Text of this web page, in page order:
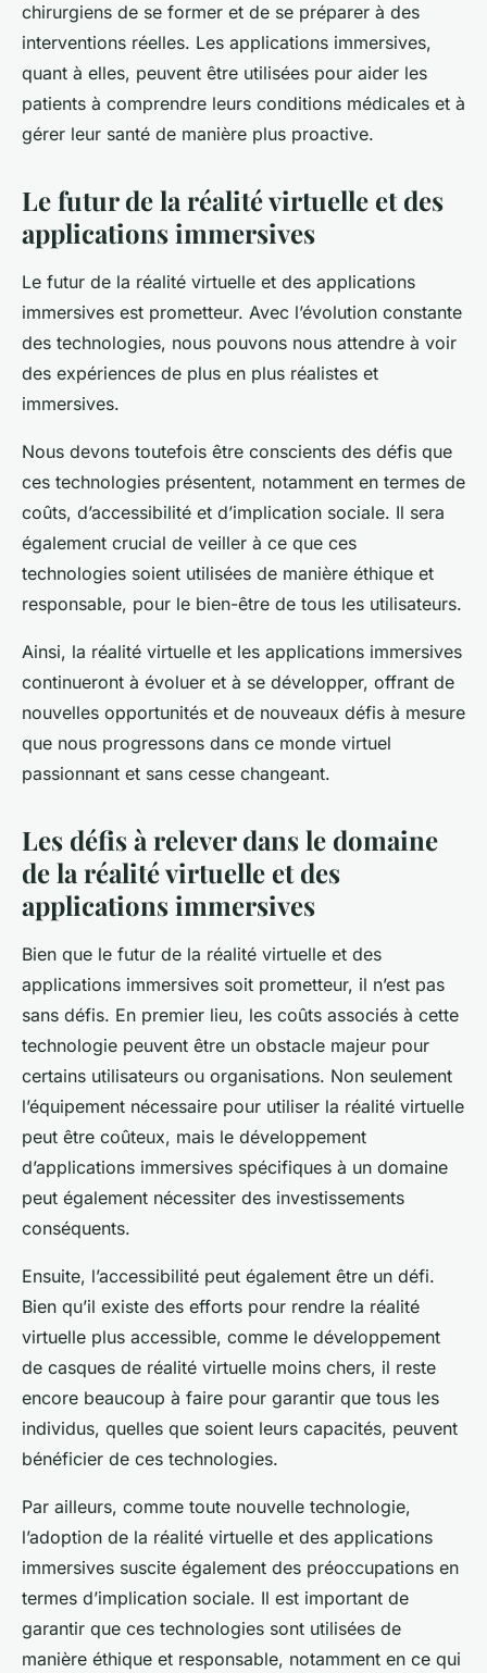
chirurgiens de se former et de se préparer à des
interventions réelles. Les applications immersives,
quant à elles, peuvent être utilisées pour aider les
patients à comprendre leurs conditions médicales et à
gérer leur santé de manière plus proactive.
Le futur de la réalité virtuelle et des
applications immersives
Le futur de la réalité virtuelle et des applications
immersives est prometteur. Avec l’évolution constante
des technologies, nous pouvons nous attendre à voir
des expériences de plus en plus réalistes et
immersives.
Nous devons toutefois être conscients des défis que
ces technologies présentent, notamment en termes de
coûts, d’accessibilité et d’implication sociale. Il sera
également crucial de veiller à ce que ces
technologies soient utilisées de manière éthique et
responsable, pour le bien-être de tous les utilisateurs.
Ainsi, la réalité virtuelle et les applications immersives
continueront à évoluer et à se développer, offrant de
nouvelles opportunités et de nouveaux défis à mesure
que nous progressons dans ce monde virtuel
passionnant et sans cesse changeant.
Les défis à relever dans le domaine
de la réalité virtuelle et des
applications immersives
Bien que le futur de la réalité virtuelle et des
applications immersives soit prometteur, il n’est pas
sans défis. En premier lieu, les coûts associés à cette
technologie peuvent être un obstacle majeur pour
certains utilisateurs ou organisations. Non seulement
l’équipement nécessaire pour utiliser la réalité virtuelle
peut être coûteux, mais le développement
d’applications immersives spécifiques à un domaine
peut également nécessiter des investissements
conséquents.
Ensuite, l’accessibilité peut également être un défi.
Bien qu’il existe des efforts pour rendre la réalité
virtuelle plus accessible, comme le développement
de casques de réalité virtuelle moins chers, il reste
encore beaucoup à faire pour garantir que tous les
individus, quelles que soient leurs capacités, peuvent
bénéficier de ces technologies.
Par ailleurs, comme toute nouvelle technologie,
l’adoption de la réalité virtuelle et des applications
immersives suscite également des préoccupations en
termes d’implication sociale. Il est important de
garantir que ces technologies sont utilisées de
manière éthique et responsable, notamment en ce qui